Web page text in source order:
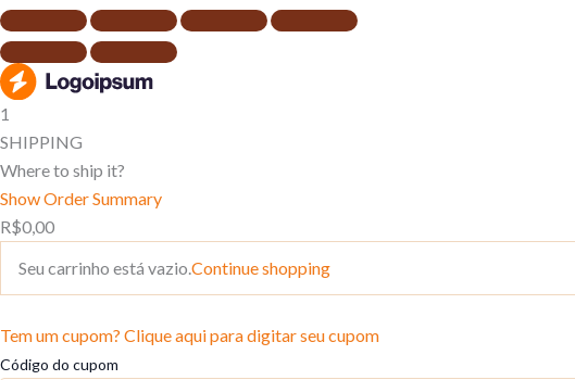
1
SHIPPING
Where to ship it?
Show Order Summary
R$0,00
Seu carrinho está vazio. Continue shopping
Tem um cupom? Clique aqui para digitar seu cupom
Código do cupom